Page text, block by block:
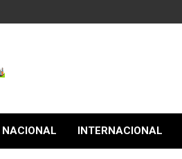
Cholula
NACIONAL INTERNACIONAL